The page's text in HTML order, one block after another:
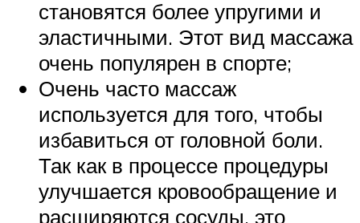
становятся более упругими и
эластичными. Этот вид массажа
очень популярен в спорте;
Очень часто массаж
используется для того, чтобы
избавиться от головной боли.
Так как в процессе процедуры
улучшается кровообращение и
расширяются сосуды, это